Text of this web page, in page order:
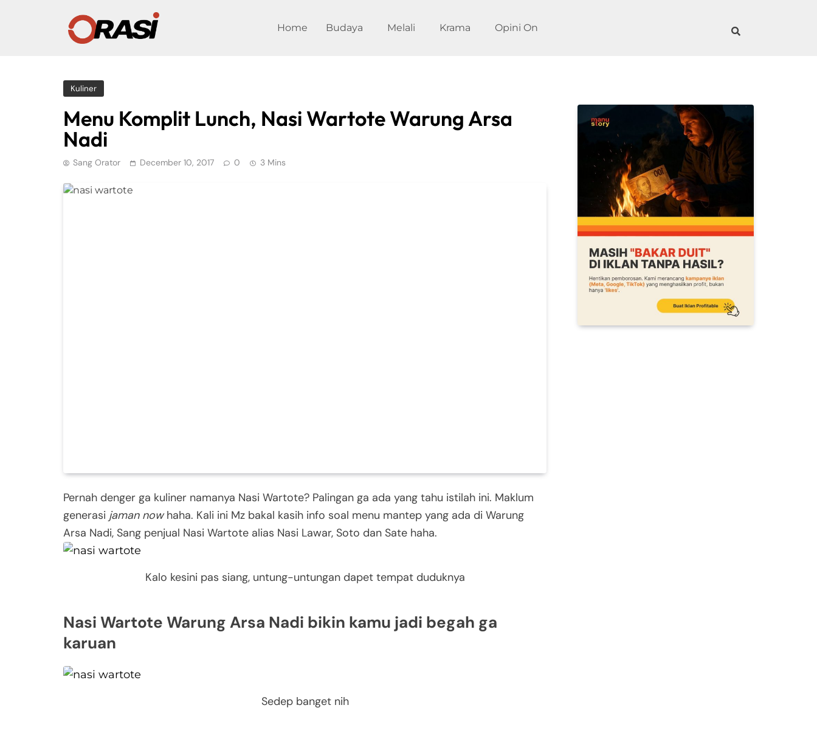
Home Budaya Melali Krama Opini On
Kuliner
Menu Komplit Lunch, Nasi Wartote Warung Arsa
Nadi
Sang Orator December 10, 2017 0 3 Mins
Pernah denger ga kuliner namanya Nasi Wartote? Palingan ga ada yang tahu istilah ini. Maklum
generasi jaman nowhaha. Kali ini Mz bakal kasih info soal menu mantep yang ada di Warung
Arsa Nadi, Sang penjual Nasi Wartote alias Nasi Lawar, Soto dan Sate haha.
Kalo kesini pas siang, untung-untungan dapet tempat duduknya
Nasi Wartote Warung Arsa Nadi bikin kamu jadi begah ga
karuan
Sedep banget nih